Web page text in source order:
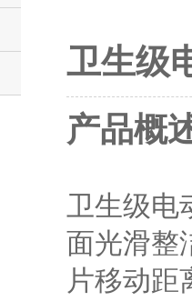
卫生级
产品概
卫生级电
面光滑整
片移动距